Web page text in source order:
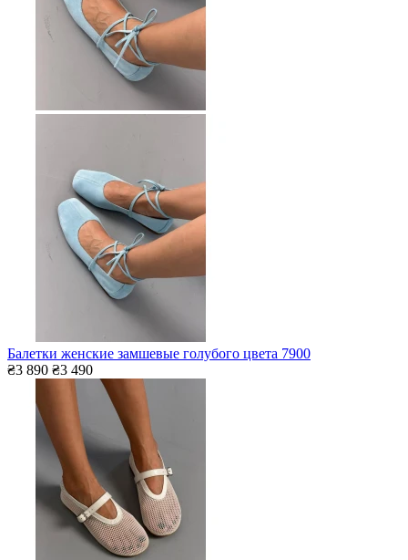
Балетки женские замшевые голубого цвета 7900
₴3 890 ₴3 490